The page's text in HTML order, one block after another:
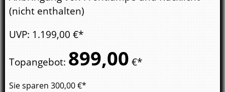
(nicht enthalten)
UVP: 1.199,00 €*
Topangebot: 899,00 €*
Sie sparen 300,00€*